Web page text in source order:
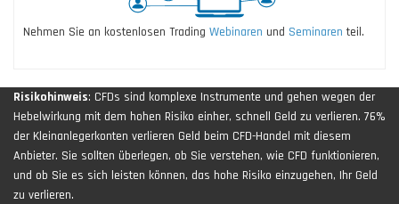
Nehmen Sie an kostenlosen Trading Webinaren und Seminaren teil.
Risikohinweis: CFDs sind komplexe Instrumente und gehen wegen der
Hebelwirkung mit dem hohen Risiko einher, schnell Geld zu verlieren. 76%
der Kleinanlegerkonten verlieren Geld beim CFD-Handel mit diesem
Anbieter. Sie sollten überlegen, ob Sie verstehen, wie CFD funktionieren,
und ob Sie es sich leisten können, das hohe Risiko einzugehen, Ihr Geld
zu verlieren.